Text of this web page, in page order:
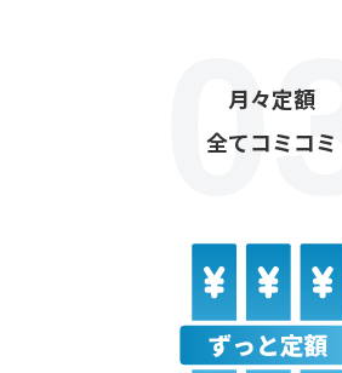
月々定額
全てコミコミ